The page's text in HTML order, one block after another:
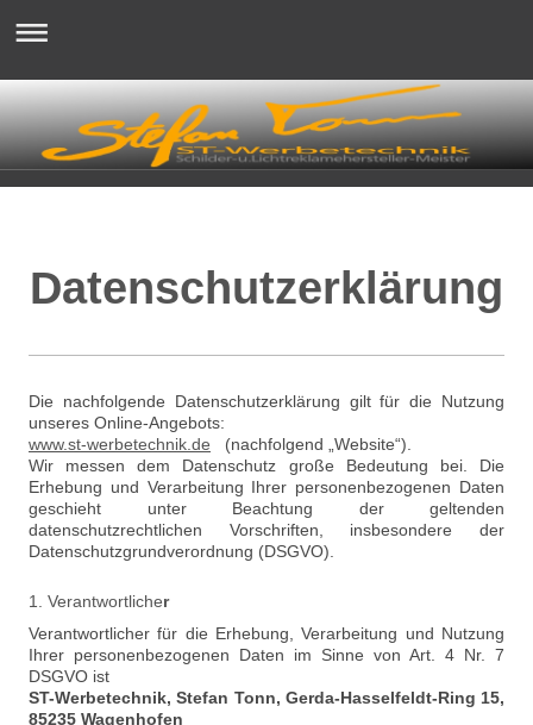
Datenschutzerklärung
Die nachfolgende Datenschutzerklärung gilt für die Nutzung
unseres Online-Angebots:
www.st-werbetechnik.de (nachfolgend „Website“).
Wir messen dem Datenschutz große Bedeutung bei. Die
Erhebung und Verarbeitung Ihrer personenbezogenen Daten
geschieht unter Beachtung der geltenden
datenschutzrechtlichen Vorschriften, insbesondere der
Datenschutzgrundverordnung (DSGVO).
1. Verantwortlicher
Verantwortlicher für die Erhebung, Verarbeitung und Nutzung
Ihrer personenbezogenen Daten im Sinne von Art. 4 Nr. 7
DSGVO ist
ST-Werbetechnik, Stefan Tonn, Gerda-Hasselfeldt-Ring 15,
85235 Wagenhofen